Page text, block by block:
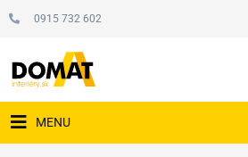
0915 732 602
MENU